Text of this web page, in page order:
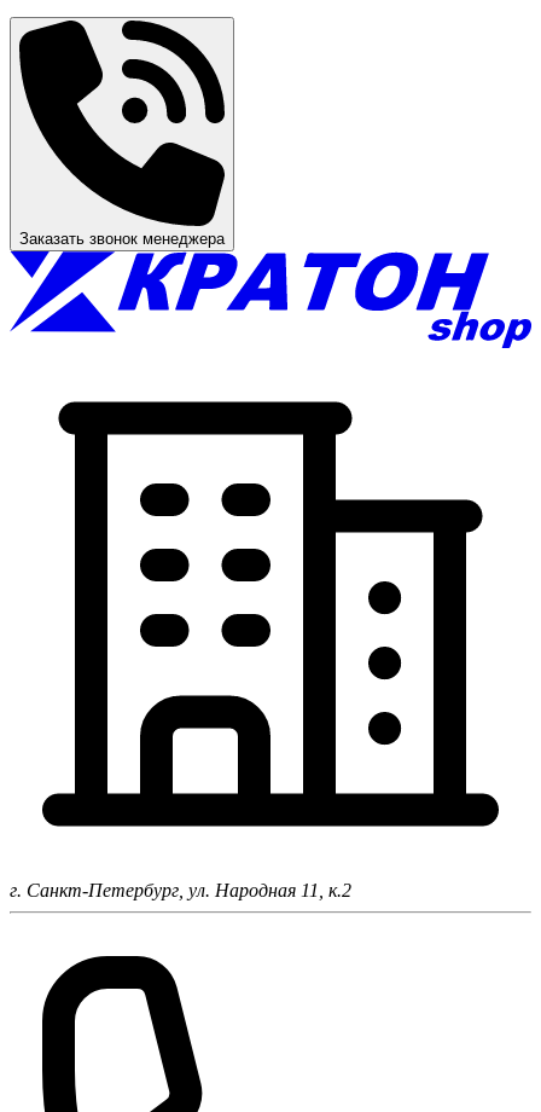
Заказать звонок менеджера
г. Санкт-Петербург, ул. Народная 11, к.2